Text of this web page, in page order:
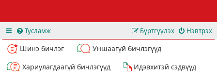
Тусламж Нэвтрэх
Бүртгүүлэх
Шинэ бичлэг
Уншаагүй бичлэгүүд
Хариулагдаагүй бичлэгүүд
Идэвхитэй сэдвүүд